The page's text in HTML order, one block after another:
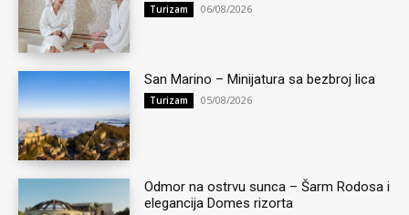
Turizam 06/08/2026
San Marino – Minijatura sa bezbroj lica
Turizam 05/08/2026
Odmor na ostrvu sunca – Šarm Rodosa i
elegancija Domes rizorta